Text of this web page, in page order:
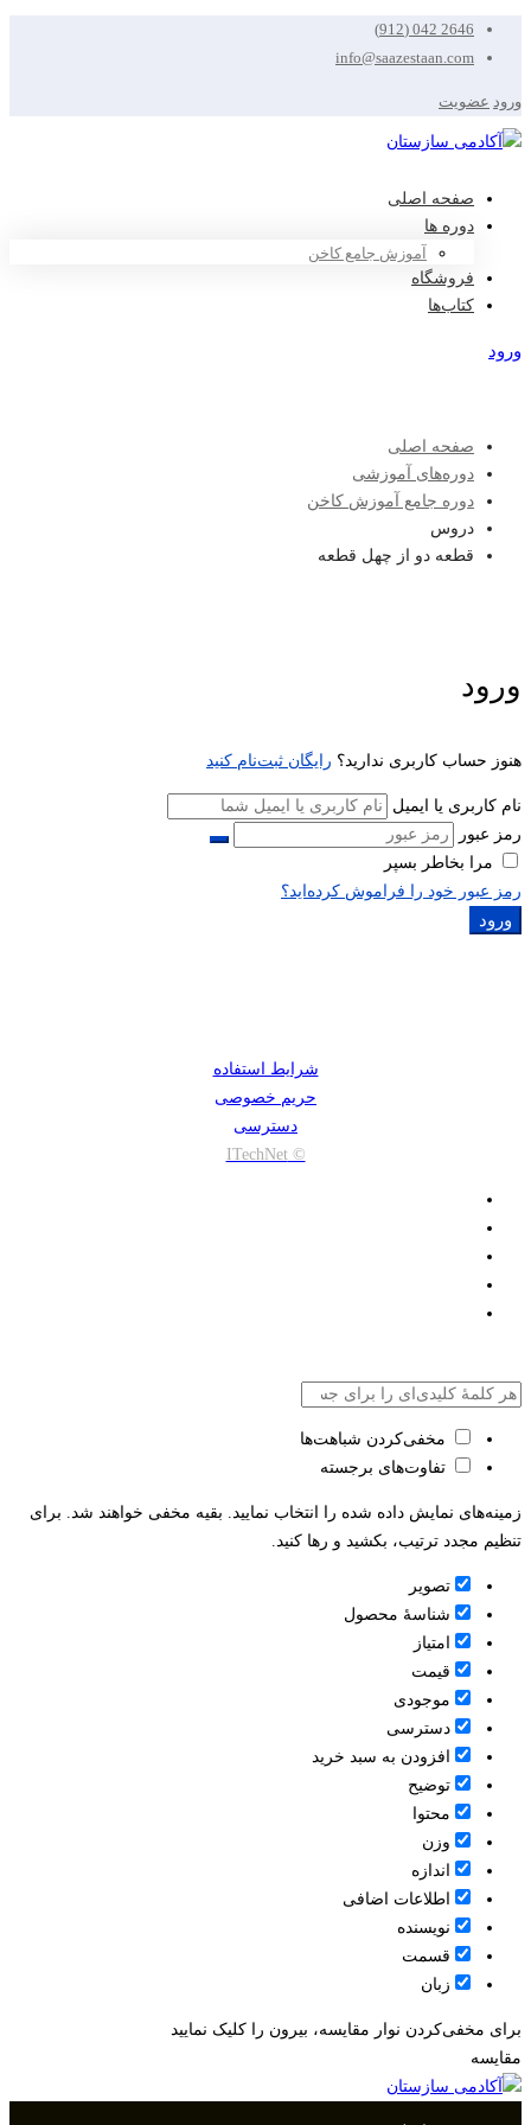
2646 042 (912)
info@saazestaan.com
ورود عضویت
صفحه اصلی
دوره ها
آموزش جامع کاخن
فروشگاه
کتاب‌ها
ورود
صفحه اصلی
دوره‌های آموزشی
دوره جامع آموزش کاخن
دروس
قطعه دو از چهل قطعه
ورود
هنوز حساب کاربری ندارید؟ رایگان ثبت‌نام کنید
نام کاربری یا ایمیل
رمز عبور
مرا بخاطر بسپر
رمز عبور خود را فراموش کرده‌اید؟
ورود
شرایط استفاده
حریم خصوصی
دسترسی
© ITechNet
مخفی‌کردن شباهت‌ها
تفاوت‌های برجسته
زمینه‌های نمایش داده شده را انتخاب نمایید. بقیه مخفی خواهند شد. برای
تنظیم مجدد ترتیب، بکشید و رها کنید.
تصویر
شناسۀ محصول
امتیاز
قيمت
موجودی
دسترسی
افزودن به سبد خرید
توضیح
محتوا
وزن
اندازه
اطلاعات اضافی
نویسنده
قسمت
زبان
برای مخفی‌کردن نوار مقایسه، بیرون را کلیک نمایید
مقایسه